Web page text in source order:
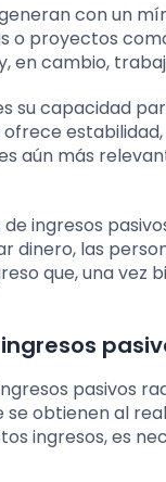
con un
o proyectos
en cambio,
su capacidad
aún más
ingresos
las
que, una
pasivos
obtienen al
ingresos, es